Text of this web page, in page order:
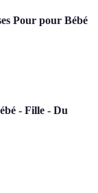
Pour pour Bébé
- Fille - Du